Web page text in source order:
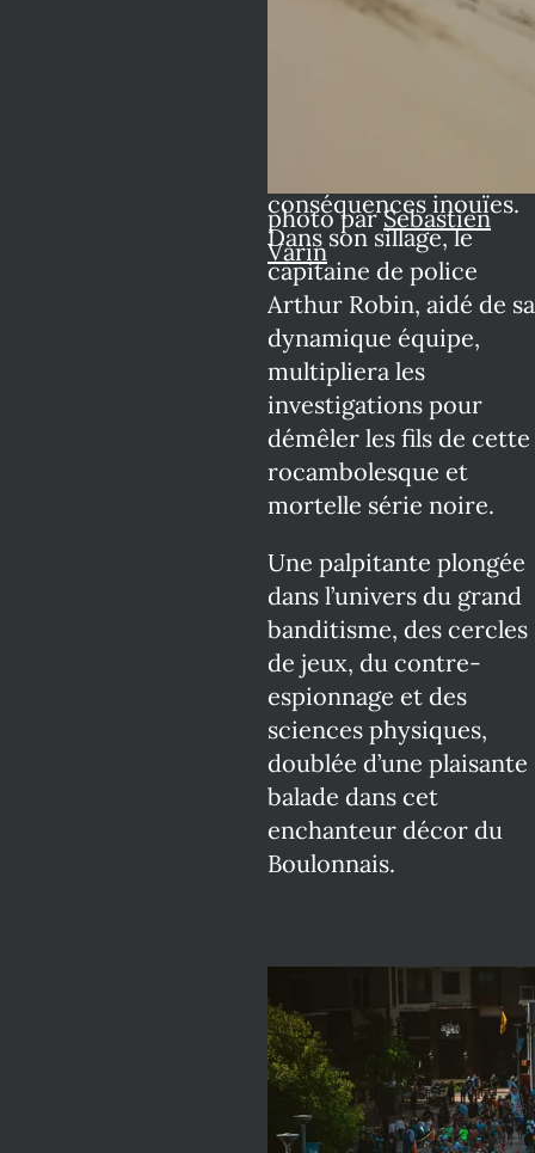
Ce geste, pourtant
conséquences inouïes.
Dans son sillage, le
capitaine de police
Arthur Robin, aidé de sa
dynamique équipe,
multipliera les
investigations pour
démêler les fils de cette
rocambolesque et
mortelle série noire.
Une palpitante plongée
dans l’univers du grand
banditisme, des cercles
de jeux, du contre-
espionnage et des
sciences physiques,
doublée d’une plaisante
balade dans cet
enchanteur décor du
Boulonnais.
photo parSebastien
Varin
Mortel
Marathon